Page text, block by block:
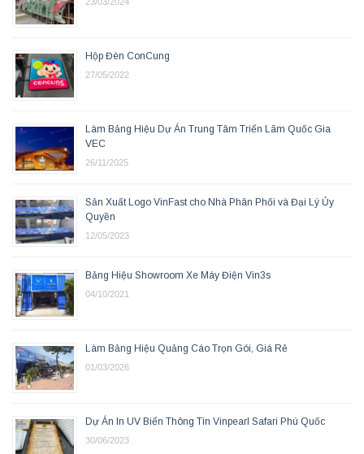
Hộp Đèn ConCung
27/05/2022
Làm Bảng Hiệu Dự Án Trung Tâm Triển Lãm Quốc Gia
VEC
26/11/2025
Sản Xuất Logo VinFast cho Nhà Phân Phối và Đại Lý Ủy
Quyền
12/05/2023
Bảng Hiệu Showroom Xe Máy Điện Vin3s
04/10/2021
Làm Bảng Hiệu Quảng Cáo Trọn Gói, Giá Rẻ
01/03/2026
Dự Án In UV Biển Thông Tin Vinpearl Safari Phú Quốc
30/06/2023